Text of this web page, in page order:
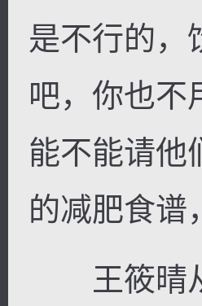
是不行的，
吧，你也不
能不能请他
的减肥食谱
王筱晴从